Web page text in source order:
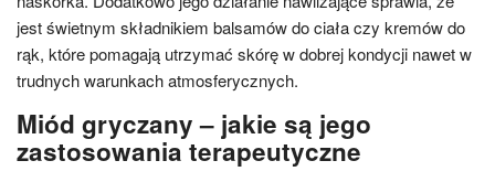
jest świetnym składnikiem balsamów do ciała czy kremów do
rąk, które pomagają utrzymać skórę w dobrej kondycji nawet w
trudnych warunkach atmosferycznych.
Miód gryczany – jakie są jego
zastosowania terapeutyczne